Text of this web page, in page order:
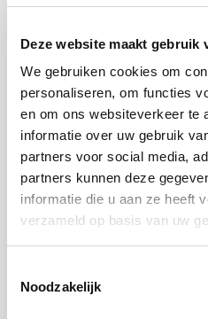
Deze website maakt gebruik
We gebruiken cookies om
personaliseren, om functies
en om ons websiteverkeer te
informatie over uw gebruik
partners voor social media,
partners kunnen deze
informatie die u aan ze heeft
verzameld op basis van uw
Noodzakelijk